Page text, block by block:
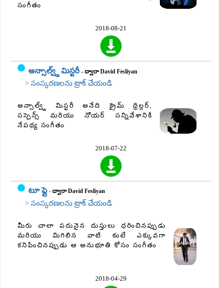
సంగీతం
2018-08-21
అన్సాల్వ్డ్ మిస్టరీ - ద్వారా David Fesliyan
> సంస్కరణలను ట్రాక్ చేయండి
అన్సాల్వ్డ్ మిస్టరీ అనేది క్రైమ్ థ్రిల్లర్,
సస్పెన్స్ మరియు నోయర్ సన్నివేశానికి
నేపథ్య సంగీతం
2018-07-22
టూ ఫ్లై - ద్వారా David Fesliyan
> సంస్కరణలను ట్రాక్ చేయండి
మీరు చాలా పదునైన దుస్తులు ధరించినప్పుడు
మరియు మిగిలిన వాటి కంటే ఎక్కువగా
కనిపించినప్పుడు ఆ అనుభూతి కోసం సంగీతం
2018-04-29